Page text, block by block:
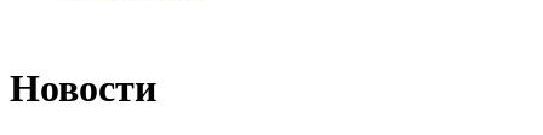
Новости